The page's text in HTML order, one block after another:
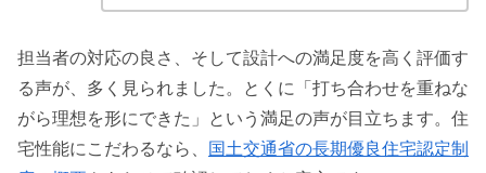
担当者の対応の良さ、そして設計への満足度を高く評価す
る声が、多く見られました。とくに「打ち合わせを重ねな
がら理想を形にできた」という満足の声が目立ちます。住
宅性能にこだわるなら、
国土交通省の長期優良住宅認定制